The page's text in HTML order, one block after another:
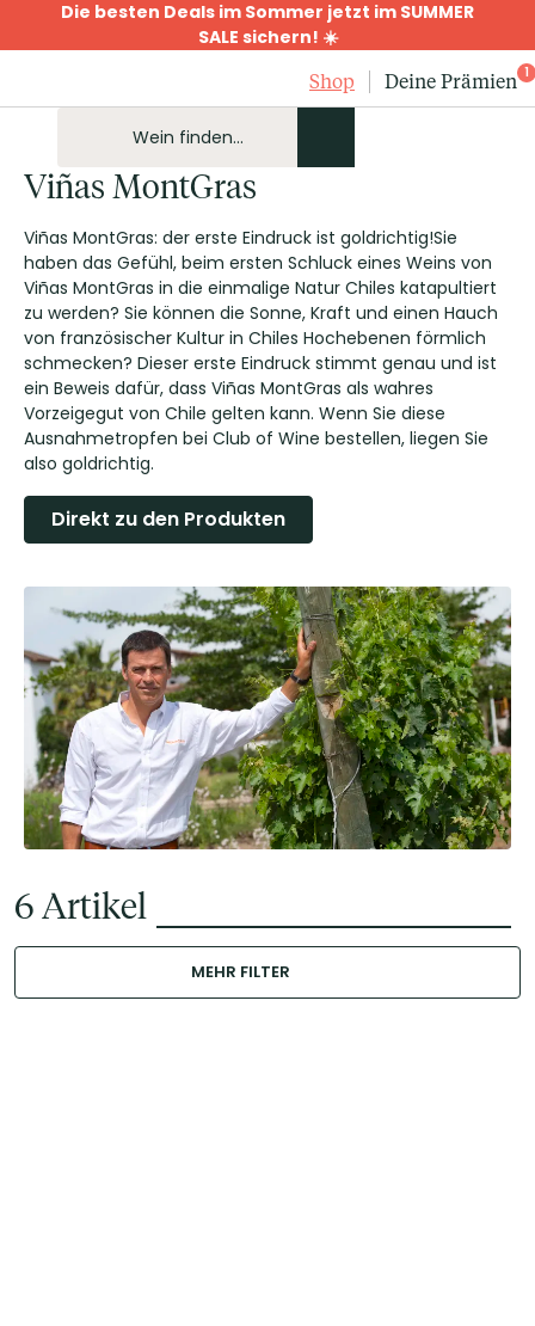
Die besten Deals im Sommer jetzt im SUMMER
SALE sichern! ☀️
Shop
Deine Prämien 1
Viñas MontGras
Viñas MontGras: der erste Eindruck ist goldrichtig!Sie
haben das Gefühl, beim ersten Schluck eines Weins von
Viñas MontGras in die einmalige Natur Chiles katapultiert
zu werden? Sie können die Sonne, Kraft und einen Hauch
von französischer Kultur in Chiles Hochebenen förmlich
schmecken? Dieser erste Eindruck stimmt genau und ist
ein Beweis dafür, dass Viñas MontGras als wahres
Vorzeigegut von Chile gelten kann. Wenn Sie diese
Ausnahmetropfen bei Club of Wine bestellen, liegen Sie
also goldrichtig.
Direkt zu den Produkten
6 Artikel
MEHR FILTER